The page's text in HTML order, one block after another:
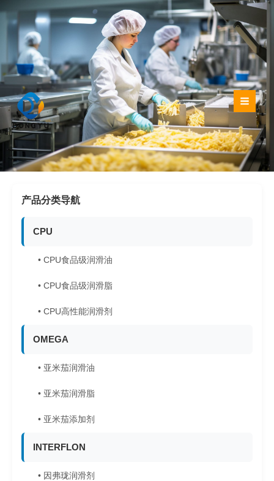
产品分类导航
CPU
• CPU食品级润滑油
• CPU食品级润滑脂
• CPU高性能润滑剂
OMEGA
• 亚米茄润滑油
• 亚米茄润滑脂
• 亚米茄添加剂
INTERFLON
• 因弗珑润滑剂